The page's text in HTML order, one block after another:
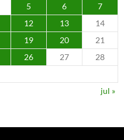
5 6
7
12 13
14
19 20
21
26 27
28
jul »